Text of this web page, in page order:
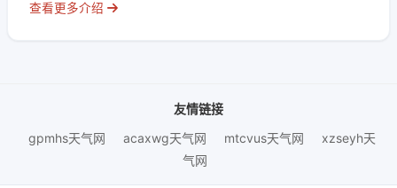
查看更多介绍
友情链接
gpmhs天气网
acaxwg天气网 mtcvus天气网
xzseyh天
气网